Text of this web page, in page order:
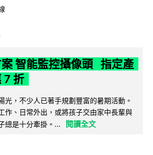
智能監控攝像頭 指定產
7 折
光，不少人已著手規劃豐富的暑期活動。
作、日常外出，或將孩子交由家中長輩與
總是十分牽掛。...
閱讀全文